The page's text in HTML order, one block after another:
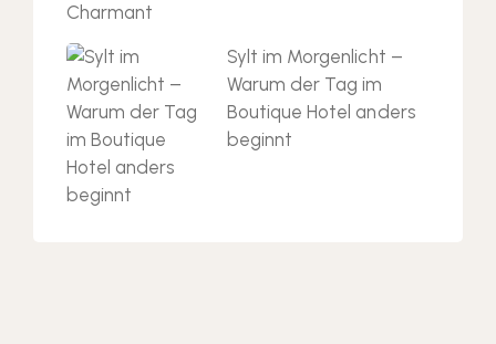
Sylt im Morgenlicht –
Warum der Tag im
Boutique Hotel anders
beginnt